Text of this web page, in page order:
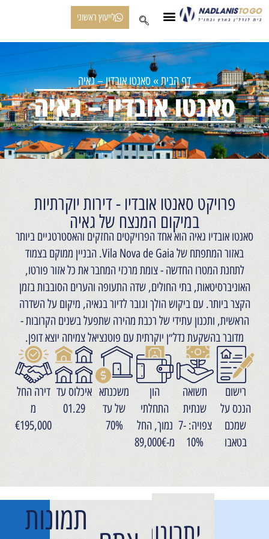
לייעוץ ראשוני
דף הבית»סאנטו אובדיו – גאיה
סאנטו אובדיו – גאיה
פרויקט סאנטו אובדיו - דירות יוקרתיות
במיקום המנצח של גאיה
סאנטו אובדיו גאיה הוא אחד הפרויקטים החזקים והאסטרטגיים ביותר
באזור המתפתח של Vila Nova de Gaia. הבניין ממוקם בצמוד
לתחנת המטרו החדשה - צומת מרכזי המחבר את כל אזור פורטו,
האוניברסיטאות, בתי החולים, שדה התעופה והערים הסובבות בזמן
הקצר ביותר. עם ביקוש הולך וגובר לדיור בגאיה, מיקום על השדרה
הראשית, ותכנון עתידי של רכבת מהירה שתפעל בשנים הקרובות -
מדובר בהשקעת נדל״ן יוקרתית עם פוטנציאל צמיחה יוצא דופן.
רישום
הנכס על
שמכם
בטאבו
תשואה
שנתית
צפויה: 7-
10%
הון
התחלתי
נמוך, החל
מ-89,000€
משכנתא
של עד
70%
איכלוס עד
01.29
דירה החל
מ
€195,000
תמונות